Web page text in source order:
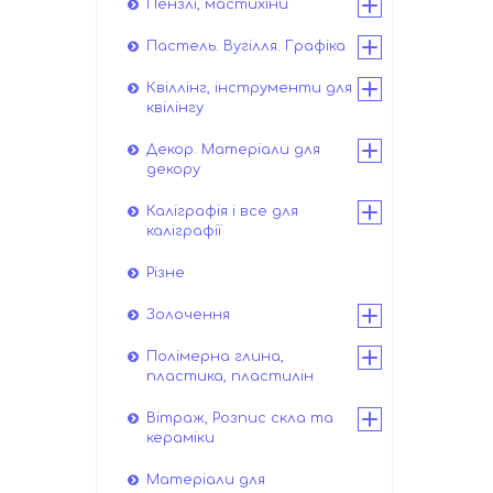
Пензлі, мастихіни
Пастель. Вугілля. Графіка
Квіллінг, інструменти для
квілінгу
Декор. Матеріали для
декору
Каліграфія і все для
каліграфії
Різне
Золочення
Полімерна глина,
пластика, пластилін
Вітраж, Розпис скла та
кераміки
Матеріали для